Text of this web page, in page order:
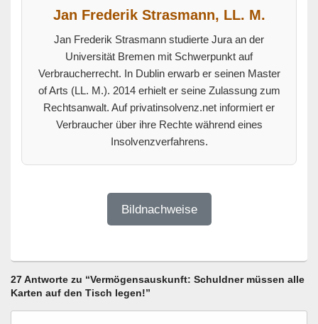
Jan Frederik Strasmann, LL. M.
Jan Frederik Strasmann studierte Jura an der
Universität Bremen mit Schwerpunkt auf
Verbraucherrecht. In Dublin erwarb er seinen Master
of Arts (LL. M.). 2014 erhielt er seine Zulassung zum
Rechtsanwalt. Auf privatinsolvenz.net informiert er
Verbraucher über ihre Rechte während eines
Insolvenzverfahrens.
Bildnachweise
27 Antworte zu “Vermögensauskunft: Schuldner müssen alle
Karten auf den Tisch legen!”